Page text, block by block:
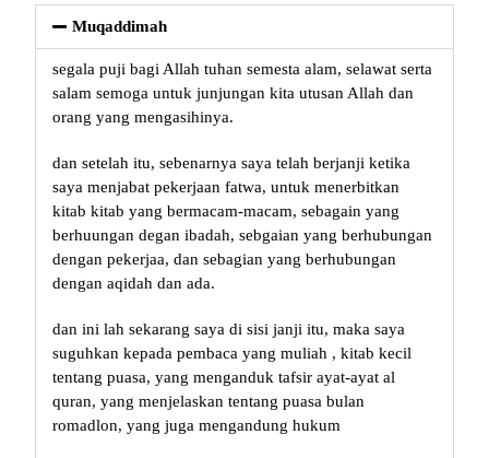
Muqaddimah
segala puji bagi Allah tuhan semesta alam, selawat serta
salam semoga untuk junjungan kita utusan Allah dan
orang yang mengasihinya.
dan setelah itu, sebenarnya saya telah berjanji ketika
saya menjabat pekerjaan fatwa, untuk menerbitkan
kitab kitab yang bermacam-macam, sebagain yang
berhuungan degan ibadah, sebgaian yang berhubungan
dengan pekerjaa, dan sebagian yang berhubungan
dengan aqidah dan ada.
dan ini lah sekarang saya di sisi janji itu, maka saya
suguhkan kepada pembaca yang muliah , kitab kecil
tentang puasa, yang menganduk tafsir ayat-ayat al
quran, yang menjelaskan tentang puasa bulan
romadlon, yang juga mengandung hukum